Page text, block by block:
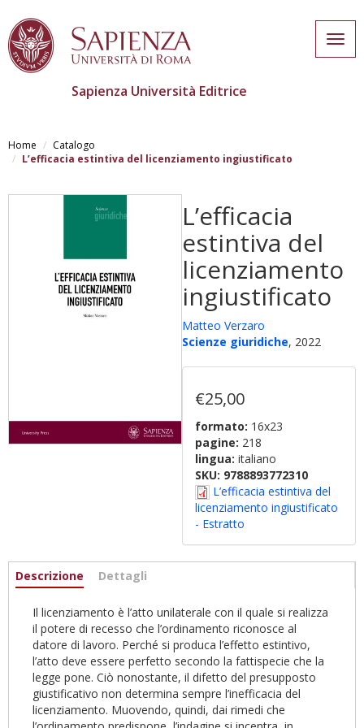
main
content
Sapienza Università Editrice
Home
Catalogo
L’efficacia estintiva del licenziamento ingiustificato
L’efficacia
estintiva del
licenziamento
ingiustificato
Matteo Verzaro
Scienze giuridiche, 2022
€25,00
formato: 16x23
pagine: 218
lingua: italiano
SKU: 9788893772310
L’efficacia estintiva del
licenziamento ingiustificato
- Estratto
Informazioni
Descrizione (active
Dettagli
Il licenziamento è l’atto unilaterale con il quale si realizza
il potere di recesso che l’ordinamento riconosce al
datore di lavoro. Perché si produca l’effetto estintivo,
l’atto deve essere perfetto secondo la fattispecie che la
legge pone. Ciò nonostante, il difetto del presupposto
giustificativo non determina sempre l’inefficacia del
licenziamento. Muovendo, quindi, dai rimedi che